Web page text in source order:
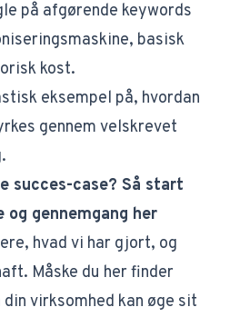
på afgørende keywords
basisk
kost.
eksempel på, hvordan
gennem velskrevet
.
succes-case? Så start
og gennemgang her
hvad vi har gjort, og
Måske du her finder
virksomhed kan øge sit